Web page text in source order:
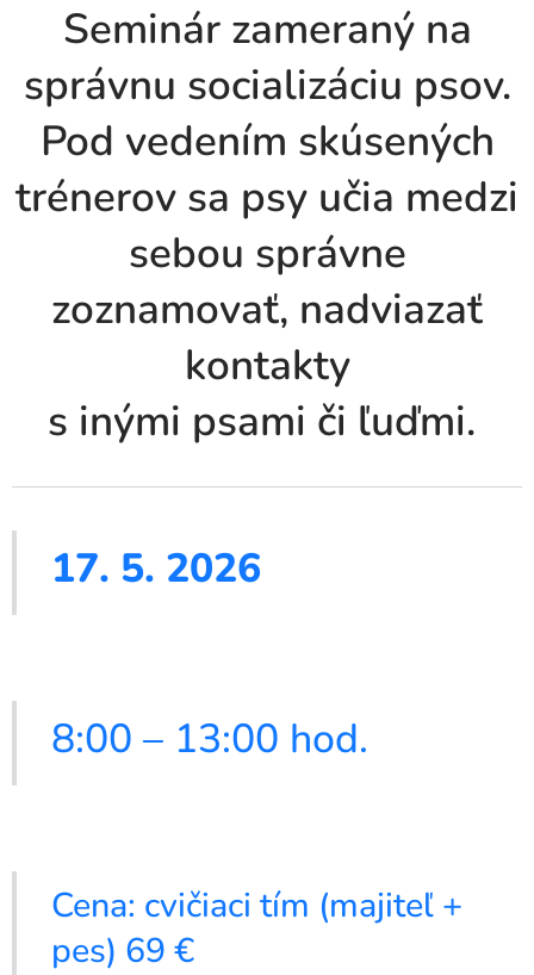
Seminár zameraný na
správnu socializáciu psov.
Pod vedením skúsených
trénerov sa psy učia medzi
sebou správne
zoznamovať, nadviazať
kontakty
s inými psami či ľuďmi.
17. 5. 2026
8:00 – 13:00 hod.
Cena: cvičiaci tím (majiteľ +
pes) 69 €